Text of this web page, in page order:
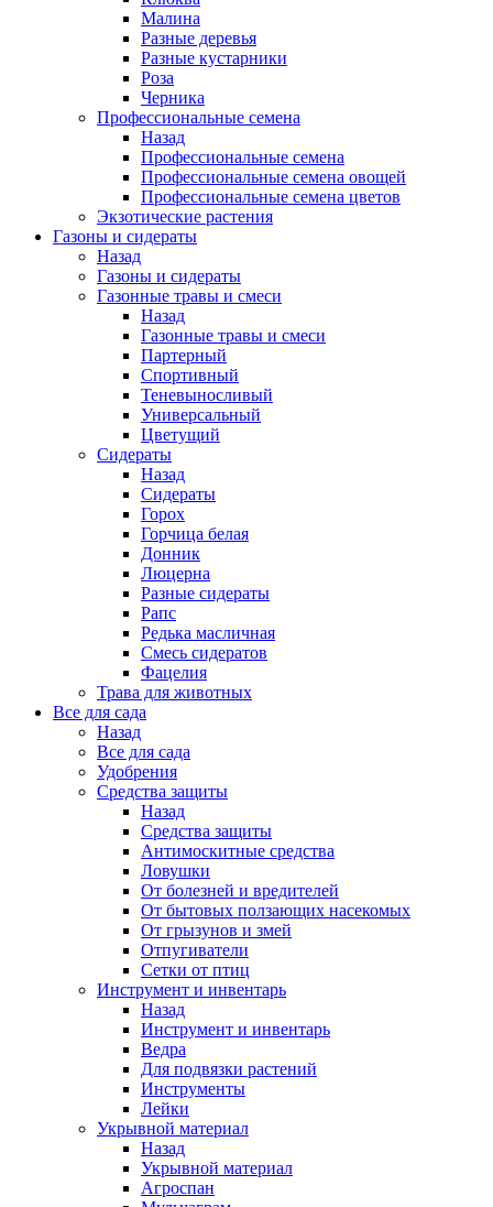
Малина
Разные деревья
Разные кустарники
Роза
Черника
Профессиональные семена
Назад
Профессиональные семена
Профессиональные семена овощей
Профессиональные семена цветов
Экзотические растения
Газоны и сидераты
Назад
Газоны и сидераты
Газонные травы и смеси
Назад
Газонные травы и смеси
Партерный
Спортивный
Теневыносливый
Универсальный
Цветущий
Сидераты
Назад
Сидераты
Горох
Горчица белая
Донник
Люцерна
Разные сидераты
Рапс
Редька масличная
Смесь сидератов
Фацелия
Трава для животных
Все для сада
Назад
Все для сада
Удобрения
Средства защиты
Назад
Средства защиты
Антимоскитные средства
Ловушки
От болезней и вредителей
От бытовых ползающих насекомых
От грызунов и змей
Отпугиватели
Сетки от птиц
Инструмент и инвентарь
Назад
Инструмент и инвентарь
Ведра
Для подвязки растений
Инструменты
Лейки
Укрывной материал
Назад
Укрывной материал
Агроспан